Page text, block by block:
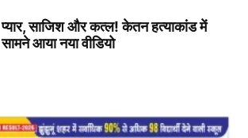
प्यार, साजिश और कत्ल! केतन हत्याकांड में
सामने आया नया वीडियो